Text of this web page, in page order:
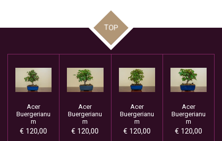
TOP
Acer
Buergerianu
m
€ 120,00
Acer
Buergerianu
m
€ 120,00
Acer
Buergerianu
m
€ 120,00
Acer
Buergerianu
m
€ 120,00